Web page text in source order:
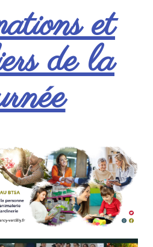
et
de la